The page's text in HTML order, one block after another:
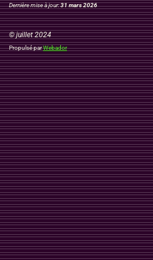
Dernière mise à jour:31 mars 2026
© juillet 2024
Propulsé parWebador